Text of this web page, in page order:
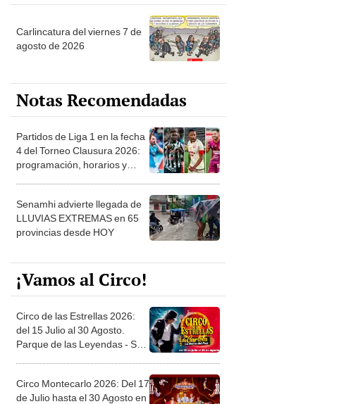
Carlincatura del viernes 7 de
agosto de 2026
Notas Recomendadas
Partidos de Liga 1 en la fecha
4 del Torneo Clausura 2026:
programación, horarios y
Senamhi advierte llegada de
LLUVIAS EXTREMAS en 65
provincias desde HOY
¡Vamos al Circo!
Circo de las Estrellas 2026:
del 15 Julio al 30 Agosto.
Parque de las Leyendas - San
Circo Montecarlo 2026: Del 17
de Julio hasta el 30 Agosto en